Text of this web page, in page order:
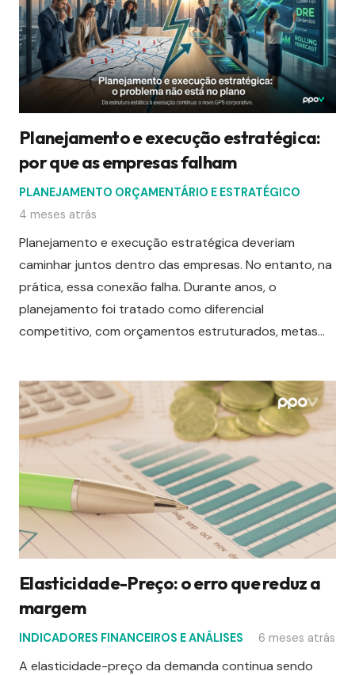
Planejamento e execução estratégica:
por que as empresas falham
PLANEJAMENTO ORÇAMENTÁRIO E ESTRATÉGICO
4 meses atrás
Planejamento e execução estratégica deveriam
caminhar juntos dentro das empresas. No entanto, na
prática, essa conexão falha. Durante anos, o
planejamento foi tratado como diferencial
competitivo, com orçamentos estruturados, metas…
Elasticidade-Preço: o erro que reduz a
margem
INDICADORES FINANCEIROS E ANÁLISES 6 meses atrás
A elasticidade-preço da demanda continua sendo